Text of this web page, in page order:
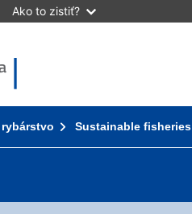
Ako to zistiť?
Sustainable fisheries